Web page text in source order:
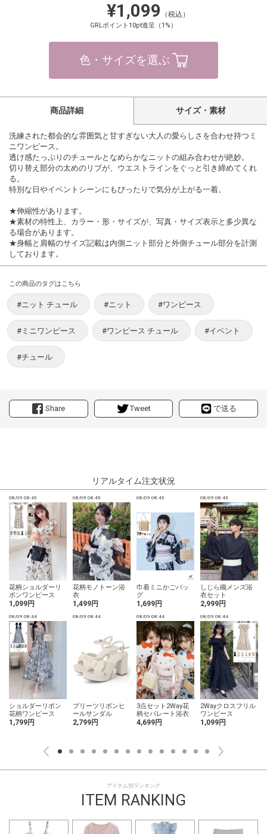
¥1,099 （税込）
GRLポイント10pt進呈（1%）
色・サイズを選ぶ
Share Tweet で送る
商品詳細 サイズ・素材
洗練された都会的な雰囲気と甘すぎない大人の愛らしさを合わせ持つミ
ニワンピース。
透け感たっぷりのチュールとなめらかなニットの組み合わせが絶妙。
切り替え部分の太めのリブが、ウエストラインをぐっと引き締めてくれ
る。
特別な日やイベントシーンにもぴったりで気分が上がる一着。
★伸縮性があります。
★素材の特性上、カラー・形・サイズが、写真・サイズ表示と多少異な
る場合があります。
★身幅と肩幅のサイズ記載は内側ニット部分と外側チュール部分を計測
しております。
この商品のタグはこちら
#ニット チュール #ニット #ワンピース
#ミニワンピース #ワンピース チュール #イベント
#チュール
リアルタイム注文状況
08/09 08:45
花柄ショルダーリ
ボンワンピース
1,099円
08/09 08:45
花柄モノトーン浴
衣
1,499円
08/09 08:45
巾着ミニかごバッ
グ
1,699円
08/09 08:45
しじら織メンズ浴
衣セット
2,999円
08/09 08:44
ショルダーリボン
花柄ワンピース
1,799円
08/09 08:44
プリーツリボンヒ
ールサンダル
2,799円
08/09 08:44
3点セット2Way花
柄セパレート浴衣
4,699円
08/09 08:44
2Wayクロスフリル
ワンピース
1,099円
アイテム別ランキング
ITEM RANKING